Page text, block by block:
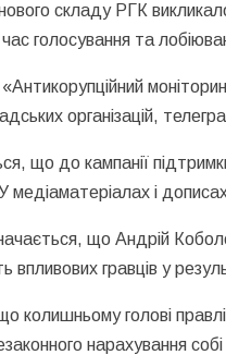
складу РГК
час голосування та
організацій,
що до кампанії
медіаматеріалах і
що Андрій
впливових гравців у
колишньому голові
нарахування